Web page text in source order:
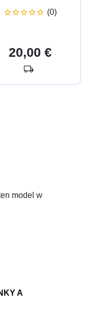
 (0)
Cena
20,00 €
local_shipping
model w
A